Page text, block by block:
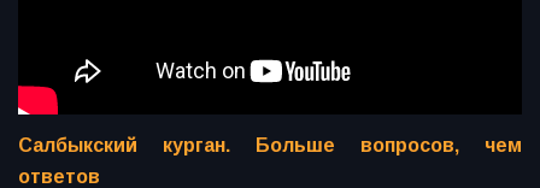
Салбыкский курган. Больше вопросов, чем
ответов